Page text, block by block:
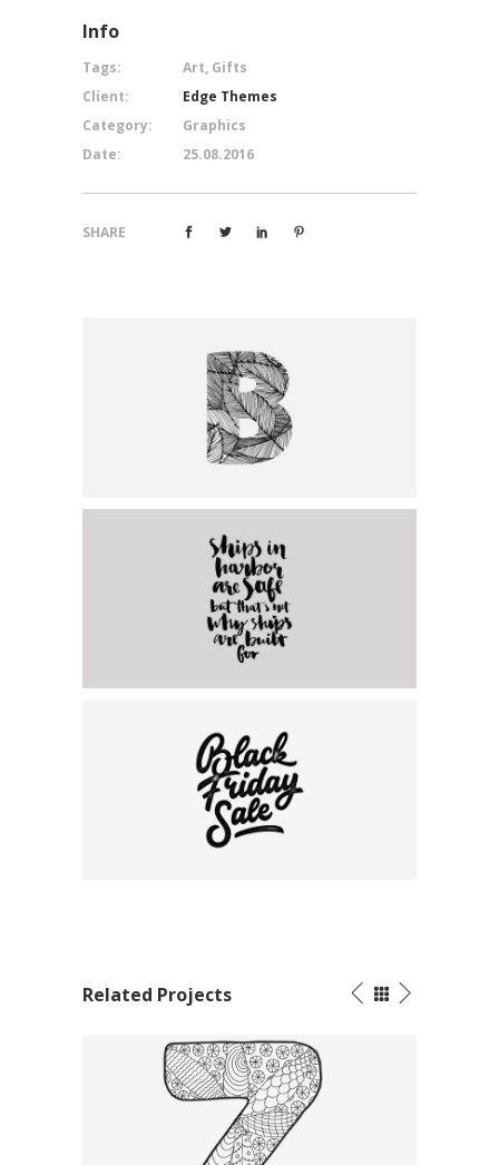
Info
Tags:
Art, Gifts
Client:
Edge Themes
Category:
Graphics
Date:
25.08.2016
SHARE
Related Projects
Tattoo Collection